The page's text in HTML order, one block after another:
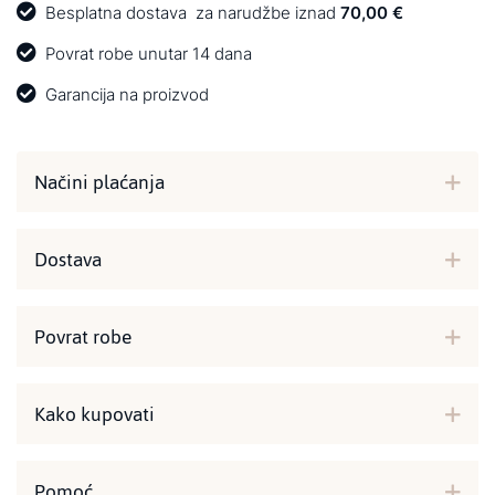
Besplatna dostava za narudžbe iznad 70,00 €
Povrat robe unutar 14 dana
Garancija na proizvod
Načini plaćanja
Dostava
Povrat robe
Kako kupovati